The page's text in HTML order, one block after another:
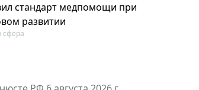
стандарт медпомощи при
развитии
сфера